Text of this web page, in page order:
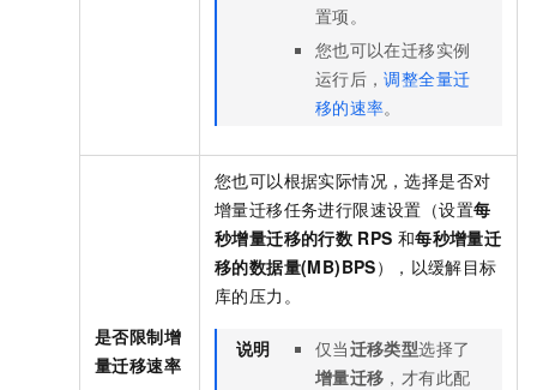
置项。
您也可以在迁移实例
运行后，调整全量迁
移的速率。
是否限制增
量迁移速率
您也可以根据实际情况，选择是否对
增量迁移任务进行限速设置（设置每
秒增量迁移的行数 RPS 和每秒增量迁
移的数据量(MB)BPS），以缓解目标
库的压力。
说明 仅当迁移类型选择了
增量迁移 ，才有此配